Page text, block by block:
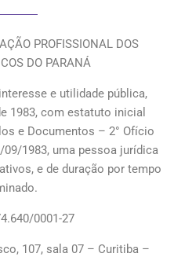
PROFISSIONAL DOS
DO PARANÁ
e utilidade pública,
1983, com estatuto inicial
e Documentos – 2° Ofício
09/1983, uma pessoa jurídica
e de duração por tempo
0001-27
107, sala 07 – Curitiba –